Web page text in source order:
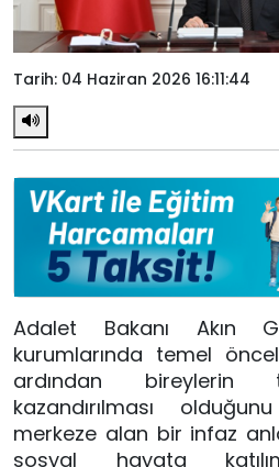
Tarih: 04 Haziran 2026 16:11:44
Adalet Bakanı Akın
kurumlarında temel
ardından bireylerin
kazandırılması
merkeze alan bir infaz
sosyal hayata